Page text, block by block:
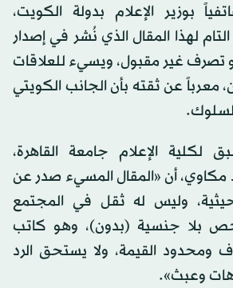
بوزير الإعلام بدولة الكويت،
لهذا المقال الذي نُشر في إصدار
تصرف غير مقبول، ويسيء للعلاقات
معرباً عن ثقته بأن الجانب الكويتي
لكلية الإعلام جامعة القاهرة،
أن «المقال المسيء صدر عن
وليس له ثقل في المجتمع
بلا جنسية (بدون)، وهو كاتب
القيمة، ولا يستحق الرد
وعبث».